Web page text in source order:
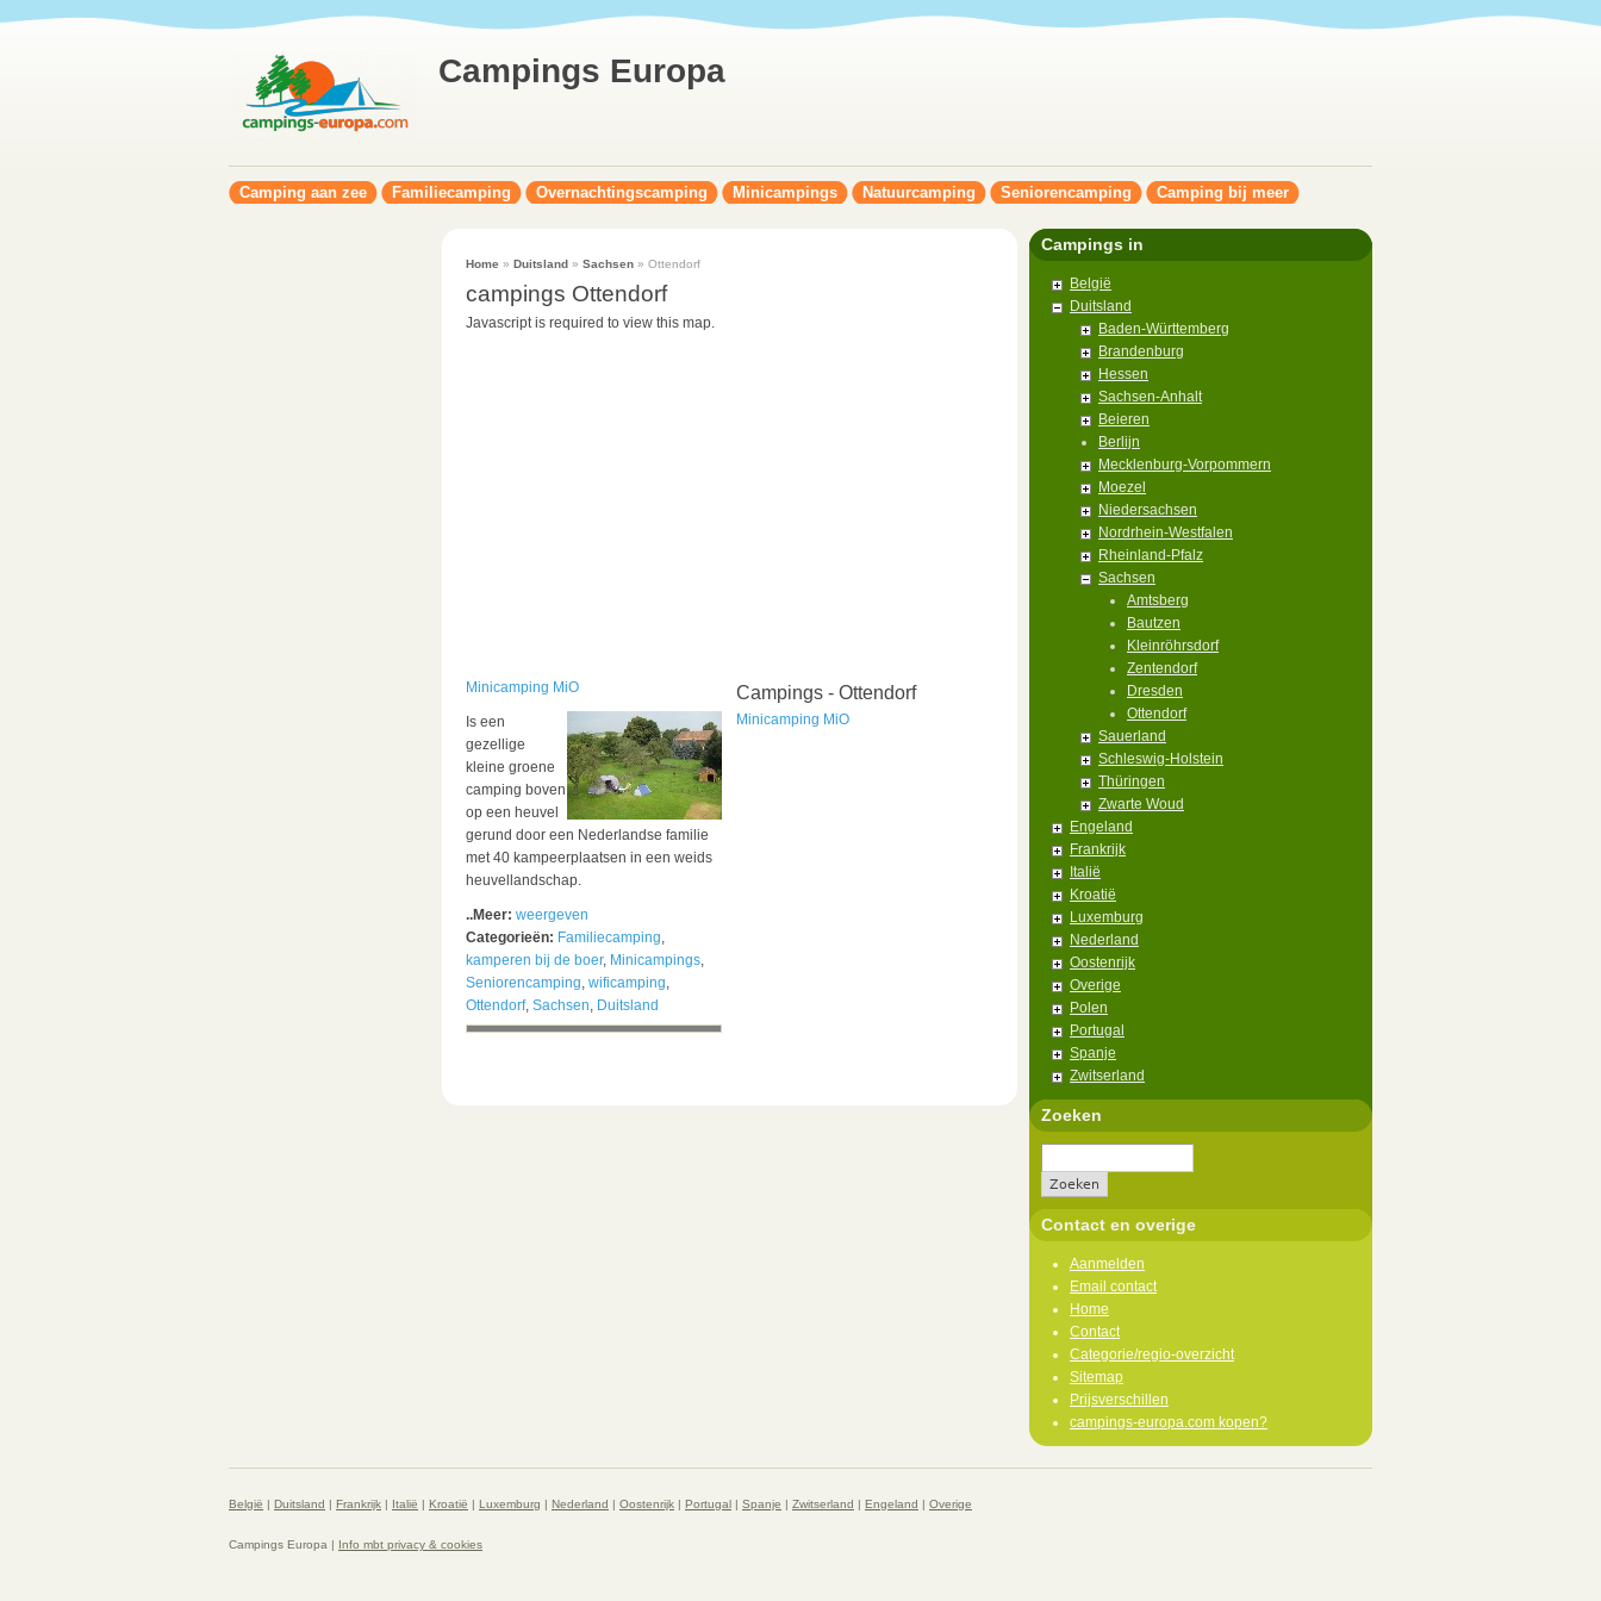
Campings Europa
Camping aan zee Familiecamping Overnachtingscamping Minicampings Natuurcamping Seniorencamping Camping bij meer
Home » Duitsland» Sachsen» Ottendorf
campings Ottendorf
Javascript is required to view this map.
Minicamping MiO
Is een
gezellige
kleine groene
camping boven
op een heuvel
gerund door een Nederlandse familie
met 40 kampeerplaatsen in een weids
heuvellandschap.
..Meer: weergeven
Categorieën: Familiecamping,
kamperen bij de boer, Minicampings,
Seniorencamping, wificamping,
Ottendorf, Sachsen, Duitsland
Campings - Ottendorf
Minicamping MiO
Campings in
België
Duitsland
Baden-Württemberg
Brandenburg
Hessen
Sachsen-Anhalt
Beieren
Berlijn
Mecklenburg-Vorpommern
Moezel
Niedersachsen
Nordrhein-Westfalen
Rheinland-Pfalz
Sachsen
Amtsberg
Bautzen
Kleinröhrsdorf
Zentendorf
Dresden
Ottendorf
Sauerland
Schleswig-Holstein
Thüringen
Zwarte Woud
Engeland
Frankrijk
Italië
Kroatië
Luxemburg
Nederland
Oostenrijk
Overige
Polen
Portugal
Spanje
Zwitserland
Zoeken
Contact en overige
Aanmelden
Email contact
Home
Contact
Categorie/regio-overzicht
Sitemap
Prijsverschillen
campings-europa.com kopen?
België | Duitsland | Frankrijk | Italië | Kroatië | Luxemburg | Nederland | Oostenrijk | Portugal | Spanje | Zwitserland | Engeland | Overige
Campings Europa | Info mbt privacy & cookies